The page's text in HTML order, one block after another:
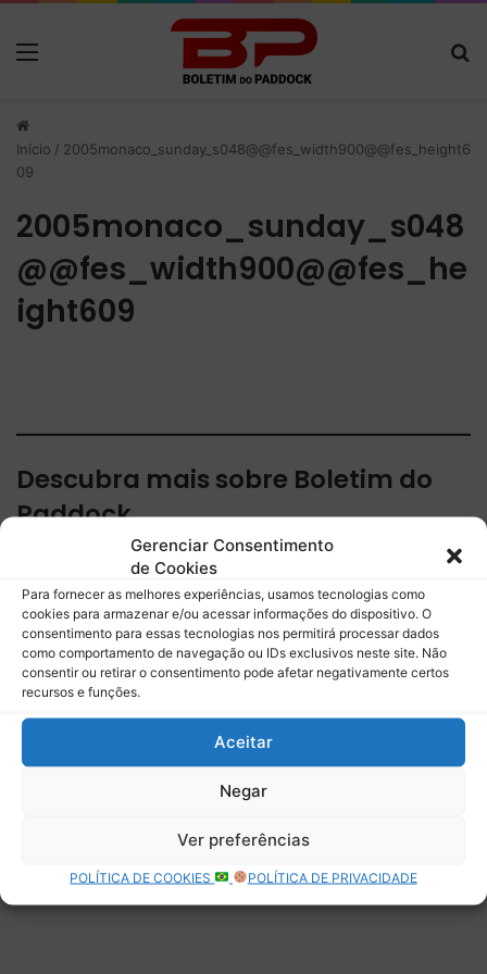
Gerenciar Consentimento
de Cookies
Para fornecer as melhores experiências, usamos tecnologias como
cookies para armazenar e/ou acessar informações do dispositivo. O
consentimento para essas tecnologias nos permitirá processar dados
como comportamento de navegação ou IDs exclusivos neste site. Não
consentir ou retirar o consentimento pode afetar negativamente certos
recursos e funções.
Aceitar
Negar
Ver preferências
POLÍTICA DE COOKIES POLÍTICA DE PRIVACIDADE
Início / 2005monaco_sunday_s048@@fes_width900@@fes_height6
09
2005monaco_sunday_s048
@@fes_width900@@fes_he
ight609
Descubra mais sobre Boletim do
Paddock
Assine para receber nossas notícias mais recentes por e-
Digite seu e-mail…
Assinar
Deixe uma resposta